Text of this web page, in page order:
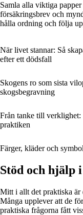
Samla alla viktiga
försäkringsbrev och
hålla ordning och följa
När livet stannar: Så
efter ett dödsfall
Skogens ro som sista
skogsbegravning
Från tanke till verklighet:
praktiken
Färger, kläder och
Stöd och hjälp
Mitt i allt det praktiska är
Många upplever att de
praktiska frågorna fått